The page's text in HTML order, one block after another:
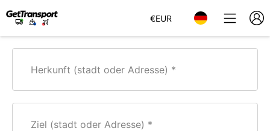
€EUR
Herkunft (stadt oder Adresse)
Ziel (stadt oder Adresse)